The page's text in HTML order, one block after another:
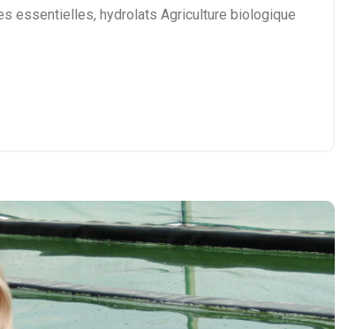
essentielles, hydrolats Agriculture biologique